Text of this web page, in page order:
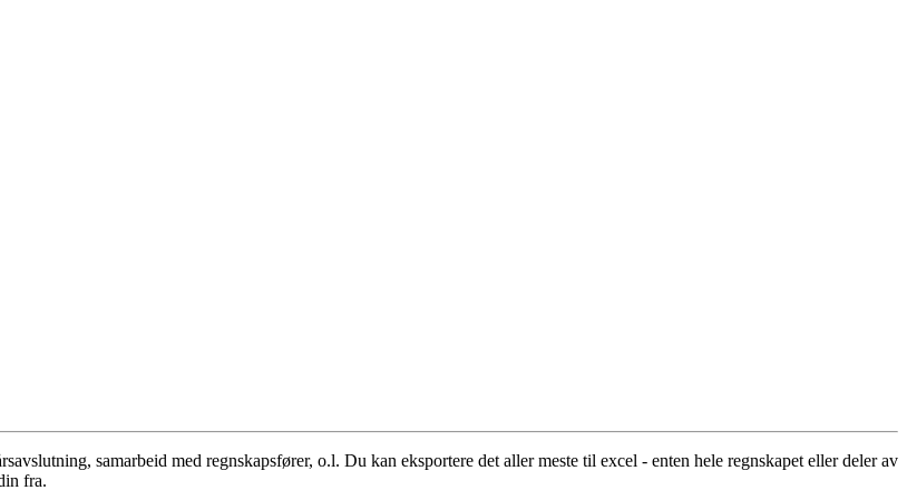
samarbeid med regnskapsfører, o.l. Du kan eksportere det aller meste til excel - enten hele regnskapet eller deler av
fra.